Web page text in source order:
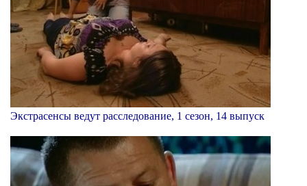
Экстрасенсы ведут расследование, 1 сезон, 14 выпуск